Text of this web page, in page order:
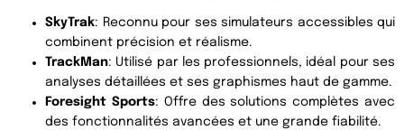
SkyTrak: Reconnu pour ses simulateurs accessibles qui
combinent précision et réalisme.
TrackMan: Utilisé par les professionnels, idéal pour ses
analyses détaillées et ses graphismes haut de gamme.
Foresight Sports: Offre des solutions complètes avec
des fonctionnalités avancées et une grande fiabilité.